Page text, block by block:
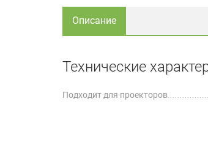
Описание
Технические
Подходит для проекторов